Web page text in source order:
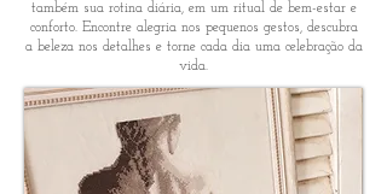
também sua rotina diária, em um ritual de bem-estar e
conforto. Encontre alegria nos pequenos gestos, descubra
a beleza nos detalhes e torne cada dia uma celebração da
vida.